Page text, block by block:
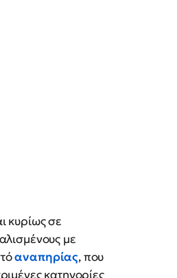
κυρίως σε
με
αναπηρίας, που
κατηγορίες